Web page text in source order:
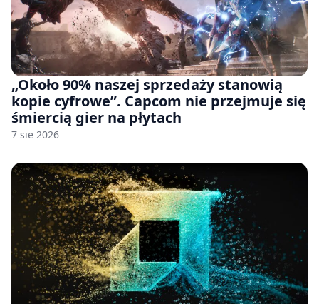
„Około 90% naszej sprzedaży stanowią
kopie cyfrowe”. Capcom nie przejmuje się
śmiercią gier na płytach
7 sie 2026